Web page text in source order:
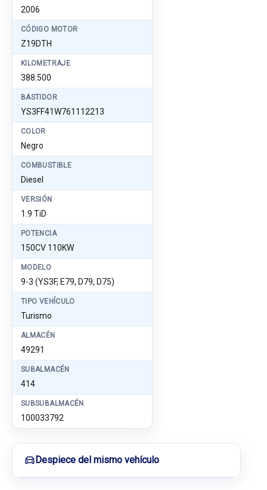
2006
CÓDIGO MOTOR
Z19DTH
KILOMETRAJE
388.500
BASTIDOR
YS3FF41W761112213
COLOR
Negro
COMBUSTIBLE
Diesel
VERSIÓN
1.9 TiD
POTENCIA
150CV 110KW
MODELO
9-3 (YS3F, E79, D79, D75)
TIPO VEHÍCULO
Turismo
ALMACÉN
49291
SUBALMACÉN
414
SUBSUBALMACÉN
100033792
Despiece del mismo vehículo